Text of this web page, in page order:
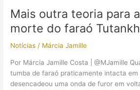
Mais outra teoria para
morte do faraó
Notícias / Márcia Jamille
Por Márcia Jamille Costa | @MJamille
tumba de faraó praticamente intacta em
desencadeou uma onda de furor em